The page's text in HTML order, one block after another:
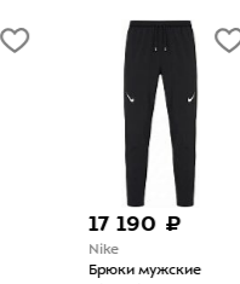
17 190 ₽
Брюки мужские